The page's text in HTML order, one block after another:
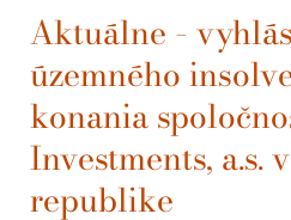
Aktuálne –
územného
konania
Investments, a.s.
republike